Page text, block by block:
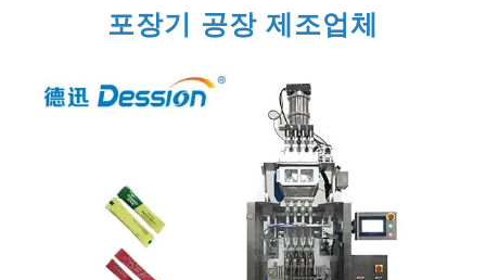
포장기 공장 제조업체